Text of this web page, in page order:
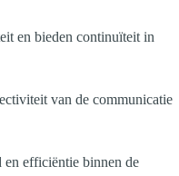
en bieden continuïteit in
van de communicatie
en efficiëntie binnen de